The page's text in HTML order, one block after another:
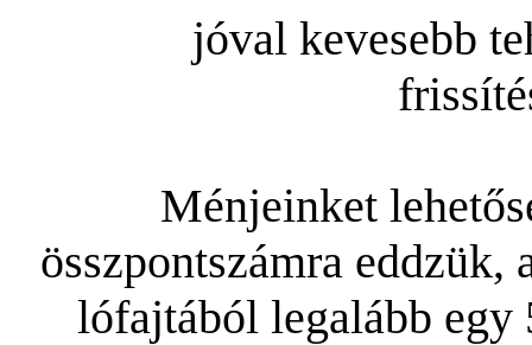
jóval kevesebb
Ménjeinket
összpontszámra
lófajtából legalább egy